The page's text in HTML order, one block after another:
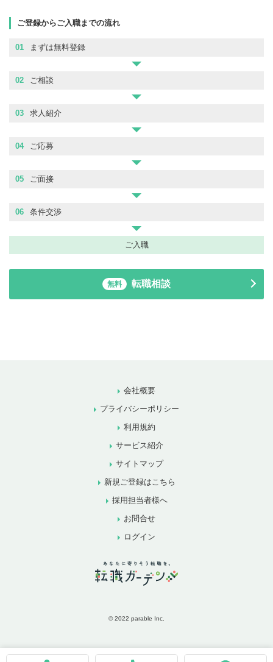
ご登録からご入職までの流れ
01 まずは無料登録
02 ご相談
03 求人紹介
04 ご応募
05 ご面接
06 条件交渉
ご入職
無料 転職相談
会社概要
プライバシーポリシー
利用規約
サービス紹介
サイトマップ
新規ご登録はこちら
採用担当者様へ
お問合せ
ログイン
© 2022 parable Inc.